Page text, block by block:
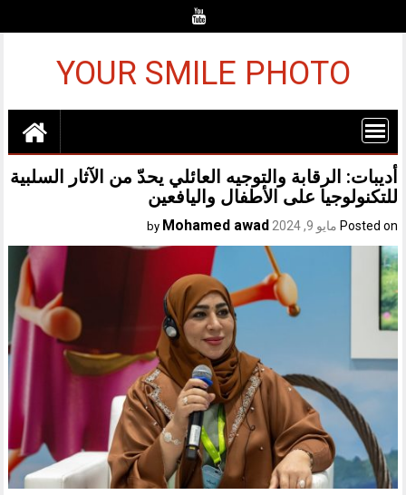
YOUR SMILE PHOTO
أديبات: الرقابة والتوجيه العائلي يحدّ من الآثار السلبية
للتكنولوجيا على الأطفال واليافعين
Posted on مايو 9, 2024 Mohamed awad